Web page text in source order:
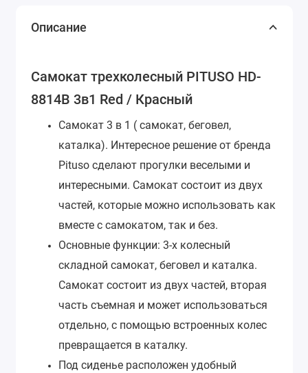
Описание
Самокат трехколесный PITUSO HD-
8814B 3в1 Red / Красный
Самокат 3 в 1 ( самокат, беговел,
каталка). Интересное решение от бренда
Pituso сделают прогулки веселыми и
интересными. Самокат состоит из двух
частей, которые можно использовать как
вместе с самокатом, так и без.
Основные функции: 3-х колесный
складной самокат, беговел и каталка.
Самокат состоит из двух частей, вторая
часть съемная и может использоваться
отдельно, с помощью встроенных колес
превращается в каталку.
Под сиденье расположен удобный